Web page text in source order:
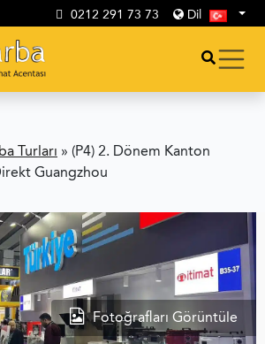
0212 291 73 73 Dil
Turları » (P4) 2. Dönem Kanton
Guangzhou
Fotoğrafları Görüntüle